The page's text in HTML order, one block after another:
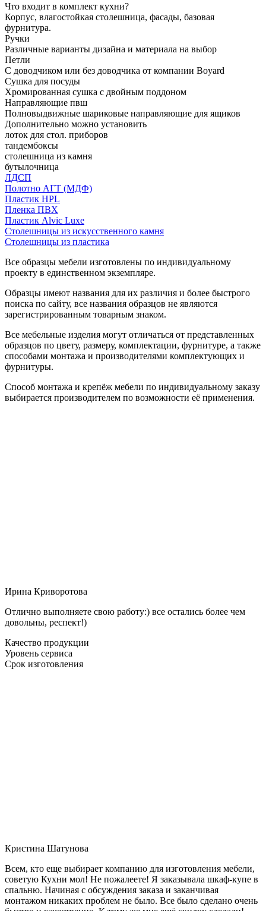
Что входит в комплект кухни?
Корпус, влагостойкая столешница, фасады, базовая
фурнитура.
Ручки
Различные варианты дизайна и материала на выбор
Петли
С доводчиком или без доводчика от компании Boyard
Сушка для посуды
Хромированная сушка с двойным поддоном
Направляющие пвш
Полновыдвижные шариковые направляющие для ящиков
Дополнительно можно установить
лоток для стол. приборов
тандембоксы
столешница из камня
бутылочница
ЛДСП
Полотно АГТ (МДФ)
Пластик HPL
Пленка ПВХ
Пластик Alvic Luxe
Столешницы из искусственного камня
Столешницы из пластика
Все образцы мебели изготовлены по индивидуальному
проекту в единственном экземпляре.
Образцы имеют названия для их различия и более быстрого
поиска по сайту, все названия образцов не являются
зарегистрированным товарным знаком.
Все мебельные изделия могут отличаться от представленных
образцов по цвету, размеру, комплектации, фурнитуре, а также
способами монтажа и производителями комплектующих и
фурнитуры.
Способ монтажа и крепёж мебели по индивидуальному заказу
выбирается производителем по возможности её применения.
Ирина Криворотова
Отлично выполняете свою работу:) все остались более чем
довольны, респект!)
Качество продукции
Уровень сервиса
Срок изготовления
Кристина Шатунова
Всем, кто еще выбирает компанию для изготовления мебели,
советую Кухни мол! Не пожалеете! Я заказывала шкаф-купе в
спальню. Начиная с обсуждения заказа и заканчивая
монтажом никаких проблем не было. Все было сделано очень